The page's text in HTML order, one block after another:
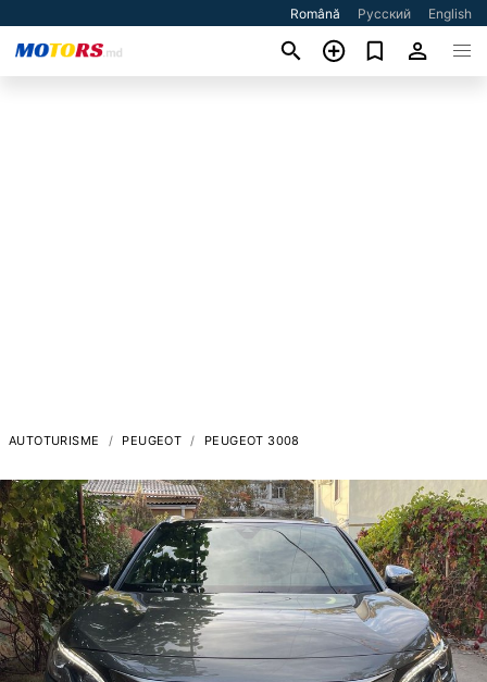
Română Русский English
AUTOTURISME PEUGEOT PEUGEOT 3008